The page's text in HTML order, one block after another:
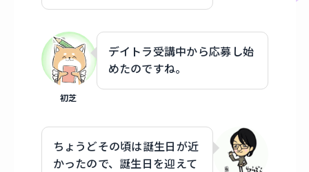
初芝
デイトラ受講中から応募し始
めたのですね。
ちょうどその頃は誕生日が近
かったので、誕生日を迎えて